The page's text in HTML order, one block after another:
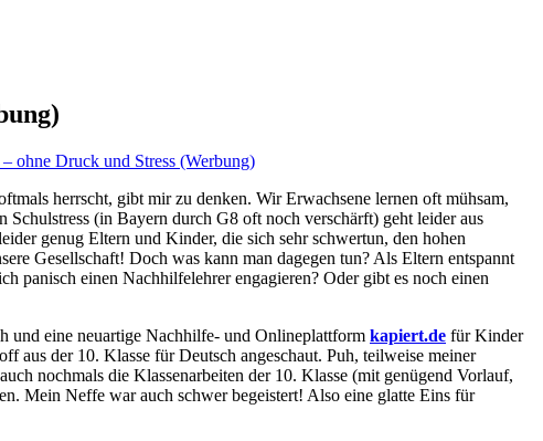
ohne Druck und Stress (Werbung)
herrscht, gibt mir zu denken. Wir Erwachsene lernen oft mühsam,
(in Bayern durch G8 oft noch verschärft) geht leider aus
genug Eltern und Kinder, die sich sehr schwertun, den hohen
Gesellschaft! Doch was kann man dagegen tun? Als Eltern entspannt
panisch einen Nachhilfelehrer engagieren? Oder gibt es noch einen
und eine neuartige Nachhilfe- und Onlineplattform kapiert.de für Kinder
aus der 10. Klasse für Deutsch angeschaut. Puh, teilweise meiner
nochmals die Klassenarbeiten der 10. Klasse (mit genügend Vorlauf,
Mein Neffe war auch schwer begeistert! Also eine glatte Eins für